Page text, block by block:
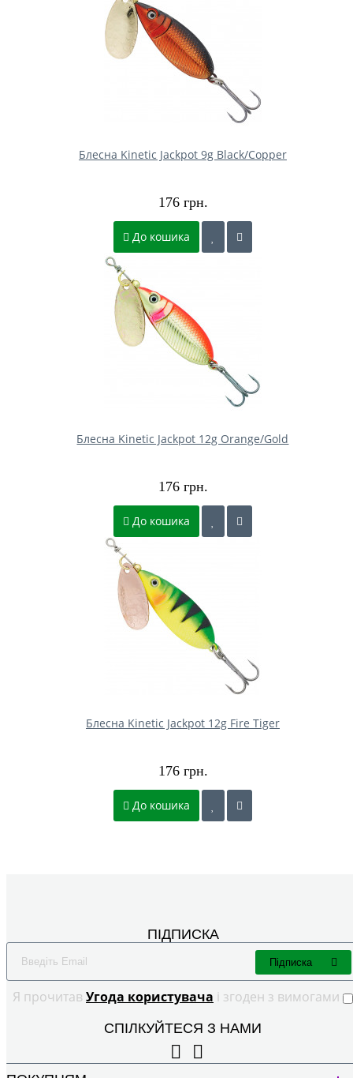
Блесна Kinetic Jackpot 9g Black/Copper
176 грн.
До кошика
Блесна Kinetic Jackpot 12g Orange/Gold
176 грн.
До кошика
Блесна Kinetic Jackpot 12g Fire Tiger
176 грн.
До кошика
ПІДПИСКА
Я прочитав Угода користувача і згоден з вимогами
Підписка
СПІЛКУЙТЕСЯ З НАМИ